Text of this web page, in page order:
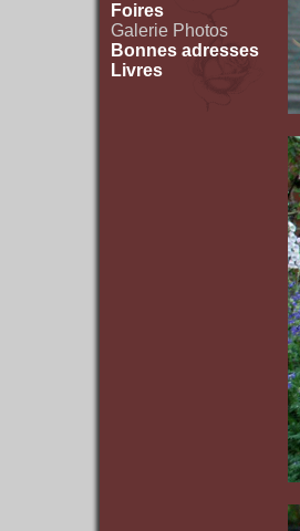
Foires
Galerie Photos
Bonnes adresses
Livres